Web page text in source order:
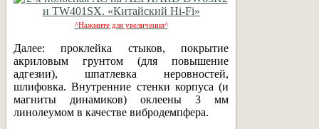
^Нажмите для увеличения^
Далее: проклейка стыков, покрытие
акриловым грунтом (для повышение
адгезии), шпатлевка неровностей,
шлифовка. Внутренние стенки корпуса (и
магниты динамиков) оклеены 3 мм
линолеумом в качестве вибродемпфера.